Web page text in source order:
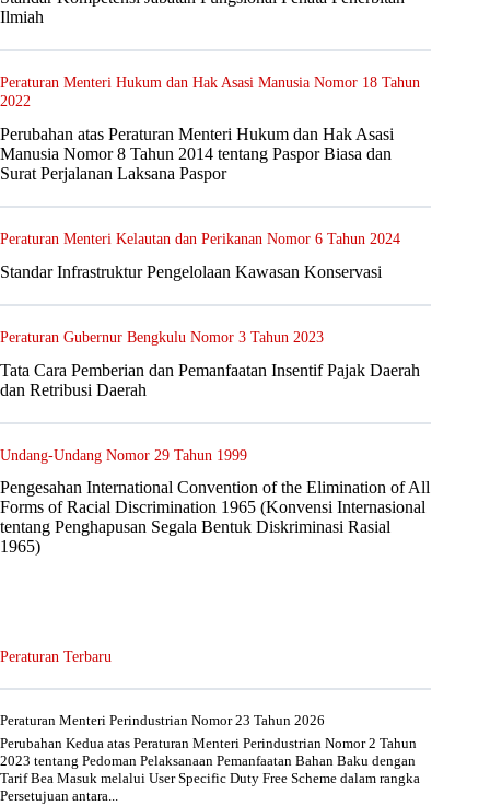
Ilmiah
Peraturan Menteri Hukum dan Hak Asasi Manusia Nomor 18 Tahun
2022
Perubahan atas Peraturan Menteri Hukum dan Hak Asasi
Manusia Nomor 8 Tahun 2014 tentang Paspor Biasa dan
Surat Perjalanan Laksana Paspor
Peraturan Menteri Kelautan dan Perikanan Nomor 6 Tahun 2024
Standar Infrastruktur Pengelolaan Kawasan Konservasi
Peraturan Gubernur Bengkulu Nomor 3 Tahun 2023
Tata Cara Pemberian dan Pemanfaatan Insentif Pajak Daerah
dan Retribusi Daerah
Undang-Undang Nomor 29 Tahun 1999
Pengesahan International Convention of the Elimination of All
Forms of Racial Discrimination 1965 (Konvensi Internasional
tentang Penghapusan Segala Bentuk Diskriminasi Rasial
1965)
Peraturan Terbaru
Peraturan Menteri Perindustrian Nomor 23 Tahun 2026
Perubahan Kedua atas Peraturan Menteri Perindustrian Nomor 2 Tahun
2023 tentang Pedoman Pelaksanaan Pemanfaatan Bahan Baku dengan
Tarif Bea Masuk melalui User Specific Duty Free Scheme dalam rangka
Persetujuan antara...